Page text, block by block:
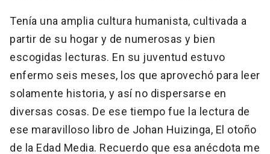
Tenía una amplia cultura humanista, cultivada a
partir de su hogar y de numerosas y bien
escogidas lecturas. En su juventud estuvo
enfermo seis meses, los que aprovechó para leer
solamente historia, y así no dispersarse en
diversas cosas. De ese tiempo fue la lectura de
ese maravilloso libro de Johan Huizinga, El otoño
de la Edad Media. Recuerdo que esa anécdota me